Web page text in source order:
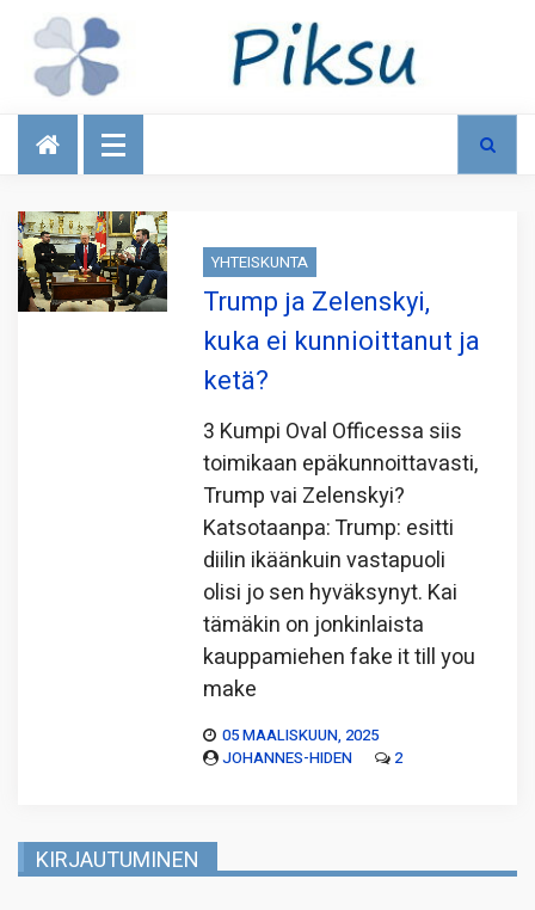
Talous
YHTEISKUNTA
Trump ja Zelenskyi,
kuka ei kunnioittanut ja
ketä?
3 Kumpi Oval Officessa siis
toimikaan epäkunnoittavasti,
Trump vai Zelenskyi?
Katsotaanpa: Trump: esitti
diilin ikäänkuin vastapuoli
olisi jo sen hyväksynyt. Kai
tämäkin on jonkinlaista
kauppamiehen fake it till you
make
05 MAALISKUUN, 2025
JOHANNES-HIDEN
2
KIRJAUTUMINEN